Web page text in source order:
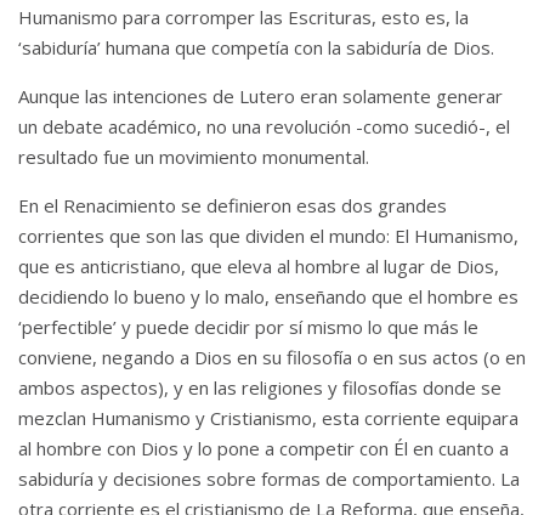
Humanismo para corromper las Escrituras, esto es, la
‘sabiduría’ humana que competía con la sabiduría de Dios.
Aunque las intenciones de Lutero eran solamente generar
un debate académico, no una revolución -como sucedió-, el
resultado fue un movimiento monumental.
En el Renacimiento se definieron esas dos grandes
corrientes que son las que dividen el mundo: El Humanismo,
que es anticristiano, que eleva al hombre al lugar de Dios,
decidiendo lo bueno y lo malo, enseñando que el hombre es
‘perfectible’ y puede decidir por sí mismo lo que más le
conviene, negando a Dios en su filosofía o en sus actos (o en
ambos aspectos), y en las religiones y filosofías donde se
mezclan Humanismo y Cristianismo, esta corriente equipara
al hombre con Dios y lo pone a competir con Él en cuanto a
sabiduría y decisiones sobre formas de comportamiento. La
otra corriente es el cristianismo de La Reforma, que enseña,